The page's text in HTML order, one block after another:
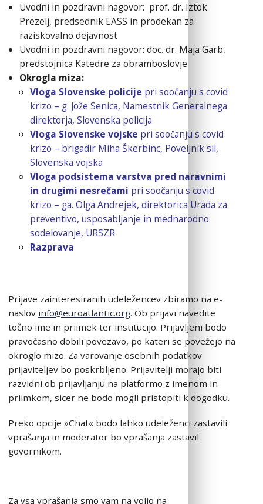
Uvodni in pozdravni nagovor: prof. dr. Iztok
Prezelj, predsednik EASS in prodekan za
raziskovalno dejavnost
Uvodni in pozdravni nagovor: doc. dr. Maja Garb,
predstojnica Katedre za obramboslovje
Okrogla miza:
Vloga Slovenske policije pri soočanju s covid
krizo – g. Jože Senica, Namestnik Generalnega
direktorja, Slovenska policija
Vloga Slovenske vojske pri soočanju s covid
krizo – brigadir Miha Škerbinc, Poveljnik sil,
Slovenska vojska
Vloga podsistema varstva pred naravnimi
in drugimi nesrečami pri soočanju s covid
krizo – ga. Olga Andrejek, direktorica Urada za
preventivo, usposabljanje in mednarodno
sodelovanje, URSZR
Razprava
Prijave zainteresiranih udeležencev zbiramo na e-
naslov info@euroatlantic.org. Ob prijavi navedite
točno ime in priimek ter institucijo. Prijavljeni bodo
pravočasno dobili povezavo, po kateri se povežejo na
okroglo mizo. Za varovanje osebnih podatkov
prijaviteljev bo poskrbljeno. Prijavitelji morajo biti
razvidni ob prijavljanju na platformo z imenom in
priimkom, sicer ne bodo mogli pristopiti k dogodku.
Preko opcije »Chat« bodo lahko udeleženci zastavili
vprašanja in moderator bo vprašanja zastavil
govornikom.
Za vsa vprašanja smo vam na voljo na